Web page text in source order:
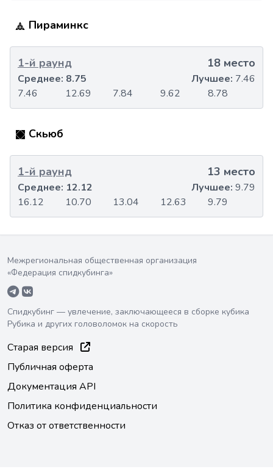
Пираминкс
1-й раунд 18 место
7.46 12.69 7.84 9.62 8.78
Среднее: 8.75 Лучшее: 7.46
Скьюб
1-й раунд 13 место
16.12 10.70 13.04 12.63 9.79
Среднее: 12.12 Лучшее: 9.79
Межрегиональная общественная организация
«Федерация спидкубинга»
Спидкубинг — увлечение, заключающееся в сборке кубика
Рубика и других головоломок на скорость
Старая версия
Публичная оферта
Документация API
Политика конфиденциальности
Отказ от ответственности